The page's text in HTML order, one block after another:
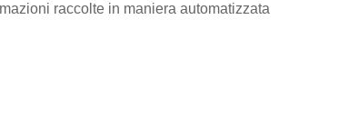
raccolte in maniera automatizzata